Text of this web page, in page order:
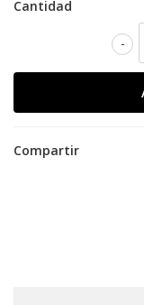
Cantidad
-
Compartir